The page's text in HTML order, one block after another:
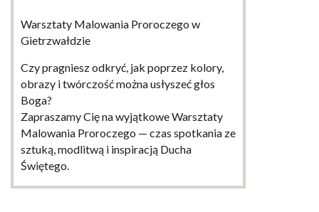
Warsztaty Malowania Proroczego w
Gietrzwałdzie
Czy pragniesz odkryć, jak poprzez kolory,
obrazy i twórczość można usłyszeć głos
Boga?
Zapraszamy Cię na wyjątkowe Warsztaty
Malowania Proroczego — czas spotkania ze
sztuką, modlitwą i inspiracją Ducha
Świętego.